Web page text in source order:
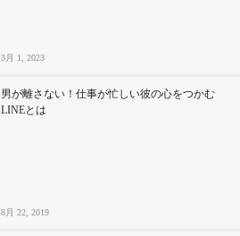
3月 1, 2023
男が離さない！仕事が忙しい彼の心をつかむ
LINEとは
8月 22, 2019